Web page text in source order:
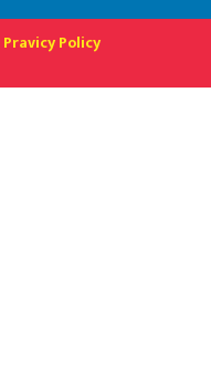
Pravicy Policy